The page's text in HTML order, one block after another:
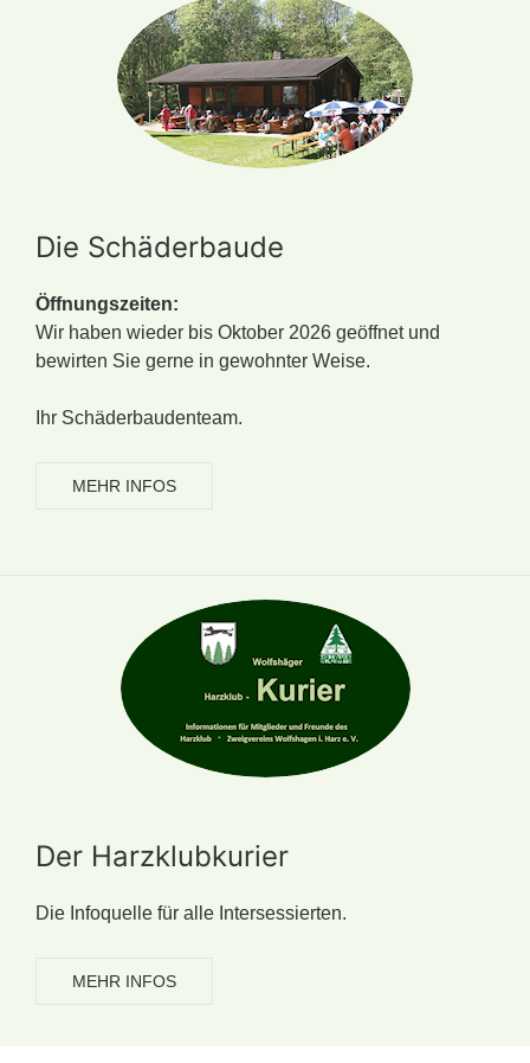
Die Schäderbaude
Öffnungszeiten:
Wir haben wieder bis Oktober 2026 geöffnet und
bewirten Sie gerne in gewohnter Weise.
Ihr Schäderbaudenteam.
MEHR INFOS
Der Harzklubkurier
Die Infoquelle für alle Intersessierten.
MEHR INFOS